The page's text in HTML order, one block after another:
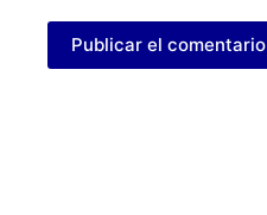
Publicar el comentario